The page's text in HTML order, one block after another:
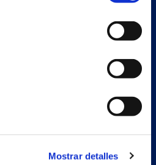
Mostrar detalles